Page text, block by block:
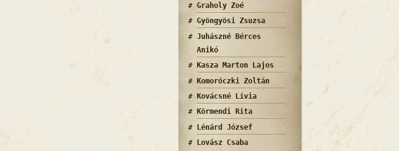
Graholy Zoé
Gyöngyösi Zsuzsa
Juhászné Bérces
Anikó
Kasza Marton Lajos
Komoróczki Zoltán
Kovácsné Lívia
Körmendi Rita
Lénárd József
Lovász Csaba